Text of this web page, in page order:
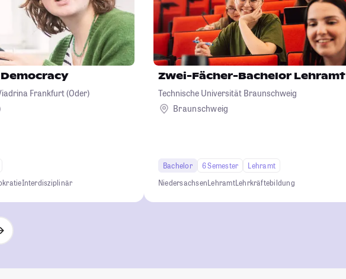
Frankfurt (Oder)
Interdisziplinär
Zwei-Fächer-Bachelor Lehramt
Technische Universität Braunschweig
Braunschweig
Bachelor 6 Semester
Lehramt
NiedersachsenLehramtLehrkräftebildung